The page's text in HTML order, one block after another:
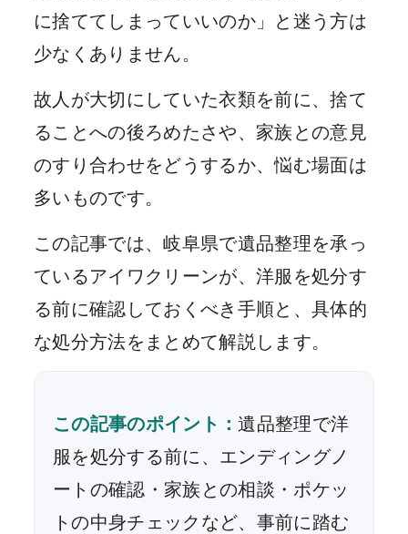
に捨ててしまっていいのか」と迷う方は
少なくありません。
故人が大切にしていた衣類を前に、捨て
ることへの後ろめたさや、家族との意見
のすり合わせをどうするか、悩む場面は
多いものです。
この記事では、岐阜県で遺品整理を承っ
ているアイワクリーンが、洋服を処分す
る前に確認しておくべき手順と、具体的
な処分方法をまとめて解説します。
この記事のポイント：遺品整理で洋
服を処分する前に、エンディングノ
ートの確認・家族との相談・ポケッ
トの中身チェックなど、事前に踏む